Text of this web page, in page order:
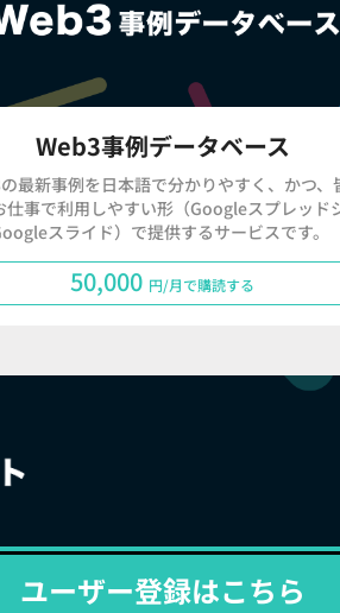
Web3事例データベース
最新事例を日本語で分かりやすく、かつ、
仕事で利用しやすい形（Googleスプレッド
スライド）で提供するサービスです。
50,000 円/月で購読する
ユーザー登録はこちら